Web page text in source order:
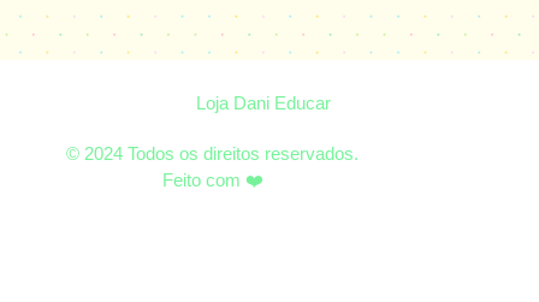
Loja Dani Educar
© 2024 Todos os direitos reservados.
Feito com ❤️